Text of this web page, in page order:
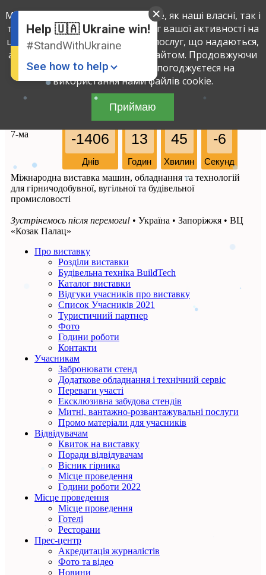
Russian
Ukrainian
-1406
Днів
13
Годин
45
Хвилин
-6
Секунд
7-ма
Міжнародна виставка машин, обладнання та технологій
для гірничодобувної, вугільної та будівельної
промисловості
Зустрінемось після перемоги! • Україна • Запоріжжя • ВЦ
«Козак Палац»
Про виставку
Розділи виставки
Будівельна техніка BuildTech
Каталог виставки
Відгуки учасників про виставку
Список Учасників 2021
Туристичний партнер
Фото
Години роботи
Контакти
Учасникам
Забронювати стенд
Додаткове обладнання і технічний сервіс
Переваги участі
Ексклюзивна забудова стендів
Митні, вантажно-розвантажувальні послуги
Промо матеріали для учасників
Відвідувачам
Квиток на виставку
Поради відвідувачам
Вісник гірника
Місце проведення
Години роботи 2022
Місце проведення
Місце проведення
Готелі
Ресторани
Прес-центр
Акредитація журналістів
Фото та відео
Новини
Help 🇺🇦 Ukraine win!
#StandWithUkraine
See how to help
Donate
💸
Support Ukraine
Share this widget
📌
Ми використовуємо файли cookie, як наші власні, так і
третіх осіб, щоб визначити обсяг вашої активності на
цьому сайті і поліпшити якість послуг, що надаються,
аналізуючи вашу взаємодію з сайтом. Продовжуючи
використовувати сайт, ви погоджуєтеся на
використання нами файлів cookie.
Приймаю